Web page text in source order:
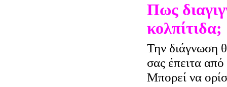
Πως
κολπίτιδα;
Την διάγνωση
σας έπειτα
Μπορεί να